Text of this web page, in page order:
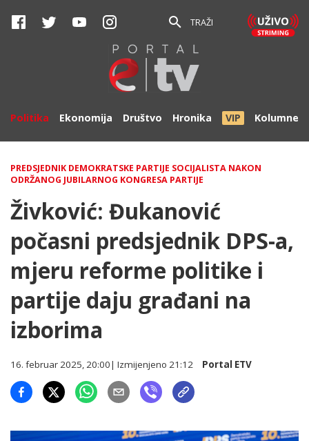
TRAŽI
Politika Ekonomija Društvo Hronika VIP Kolumne
PREDSJEDNIK DEMOKRATSKE PARTIJE SOCIJALISTA NAKON
ODRŽANOG JUBILARNOG KONGRESA PARTIJE
Živković: Đukanović
počasni predsjednik DPS-a,
mjeru reforme politike i
partije daju građani na
izborima
16. februar 2025, 20:00| Izmijenjeno 21:12 Portal ETV